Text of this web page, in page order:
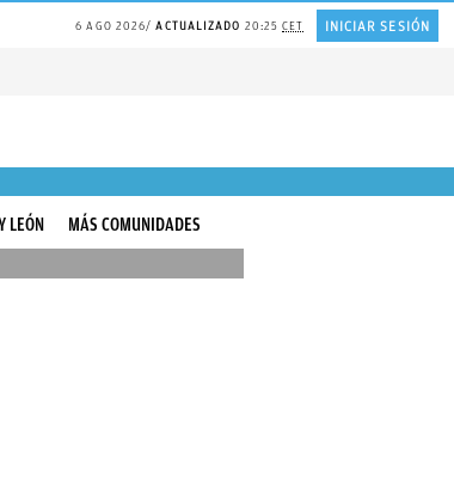
6 AGO 2026 ACTUALIZADO 20:25CET INICIAR SESIÓN
por todo
LEÓN
MÁS COMUNIDADES